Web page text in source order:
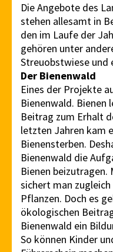
Die Angebote des
stehen allesamt in
den im Laufe der
gehören unter
Streuobstwiese und
Der Bienenwald
Eines der Projekte
Bienenwald. Bienen
Beitrag zum Erhalt
letzten Jahren kam
Bienensterben.
Bienenwald die
Bienen
sichert man
Pflanzen. Doch es
ökologischen
Bienenwald ein
So können Kinder